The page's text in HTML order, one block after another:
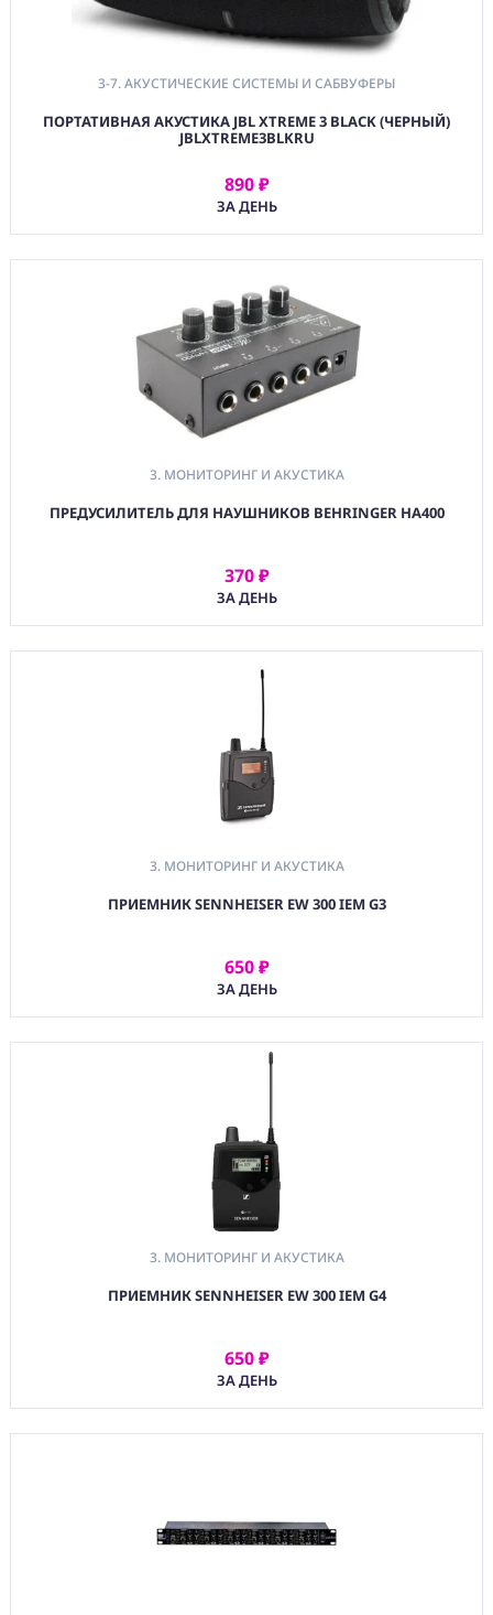
3-7. АКУСТИЧЕСКИЕ СИСТЕМЫ И САБВУФЕРЫ
ПОРТАТИВНАЯ АКУСТИКА JBL XTREME 3 BLACK (ЧЕРНЫЙ)
JBLXTREME3BLKRU
890 ₽
ЗА ДЕНЬ
АРЕНДОВАТЬ
3. МОНИТОРИНГ И АКУСТИКА
ПРЕДУСИЛИТЕЛЬ ДЛЯ НАУШНИКОВ BEHRINGER HA400
370 ₽
ЗА ДЕНЬ
АРЕНДОВАТЬ
3. МОНИТОРИНГ И АКУСТИКА
ПРИЕМНИК SENNHEISER EW 300 IEM G3
650 ₽
ЗА ДЕНЬ
АРЕНДОВАТЬ
3. МОНИТОРИНГ И АКУСТИКА
ПРИЕМНИК SENNHEISER EW 300 IEM G4
650 ₽
ЗА ДЕНЬ
АРЕНДОВАТЬ